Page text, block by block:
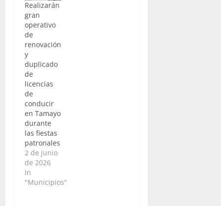
Realizarán
gran
operativo
de
renovación
y
duplicado
de
licencias
de
conducir
en Tamayo
durante
las fiestas
patronales
2 de junio
de 2026
In
"Municipios"